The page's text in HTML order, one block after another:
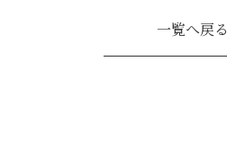
一覧へ戻る